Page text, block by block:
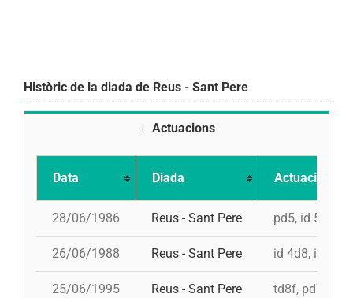
Històric de la diada de Reus - Sant Pere
Actuacions
Data Diada Actuació
28/06/1986 Reus - Sant Pere pd5, id 5d7,
26/06/1988 Reus - Sant Pere id 4d8, i 4d8,
25/06/1995 Reus - Sant Pere td8f, pd7fc, i